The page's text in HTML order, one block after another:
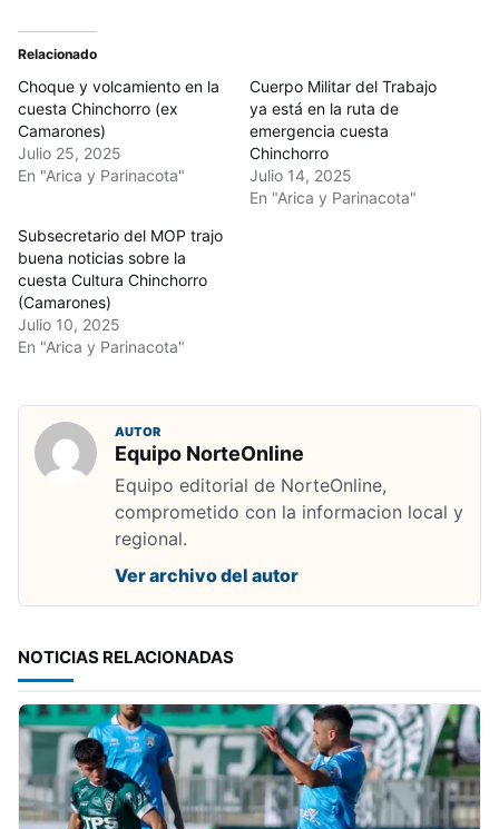
Relacionado
Choque y volcamiento en la
cuesta Chinchorro (ex
Camarones)
Julio 25, 2025
En "Arica y Parinacota"
Cuerpo Militar del Trabajo
ya está en la ruta de
emergencia cuesta
Chinchorro
Julio 14, 2025
En "Arica y Parinacota"
Subsecretario del MOP trajo
buena noticias sobre la
cuesta Cultura Chinchorro
(Camarones)
Julio 10, 2025
En "Arica y Parinacota"
AUTOR
Equipo NorteOnline
Equipo editorial de NorteOnline,
comprometido con la informacion local y
regional.
Ver archivo del autor
NOTICIAS RELACIONADAS